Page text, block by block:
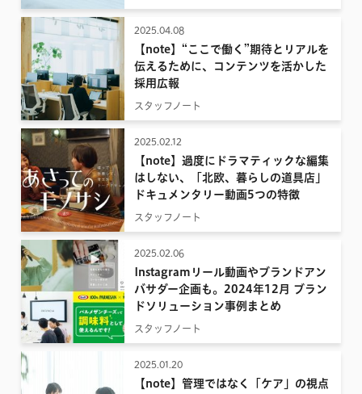
2025.04.08
【note】“ここで働く”期待とリアルを
伝えるために、コンテンツを活かした
採用広報
スタッフノート
2025.02.12
【note】過度にドラマティックな編集
はしない、「北欧、暮らしの道具店」
ドキュメンタリー動画5つの特徴
スタッフノート
2025.02.06
Instagramリール動画やブランドアン
バサダー企画も。2024年12月 ブラン
ドソリューション事例まとめ
スタッフノート
2025.01.20
【note】管理ではなく「ケア」の視点